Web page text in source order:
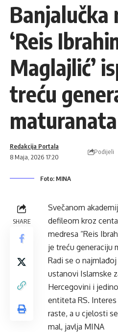
Banjalučka
‘Reis
Maglajlić’
treću
maturanata
8 Maja, 2026 17:20
Redakcija Portala
Podijeli
Foto: MINA
SHARE
Svečanom
defileom kroz
medresa “Reis
je treću generaciju
Radi se o
ustanovi Islamske
Hercegovini i
entiteta RS.
raste, a u cjelosti
mal, javlja MINA